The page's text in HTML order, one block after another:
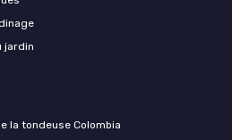
jardin
la tondeuse Colombia